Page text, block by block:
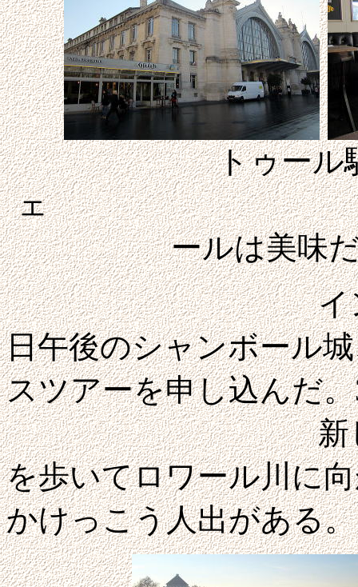
トゥール
ールは美味
インフォメー
日午後のシャンボール
スツアーを申し込んだ
新しくできた
を歩いてロワール川に
かけっこう人出がある